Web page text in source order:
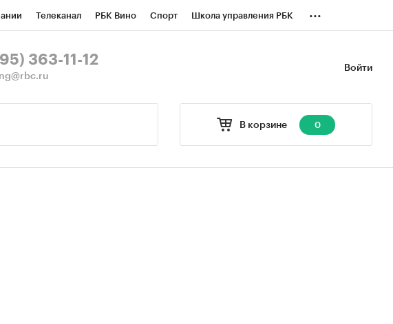
Телеканал РБК Вино Спорт Школа управления РБК
Спецпроекты
...
Войти
363-11-12
В корзине 0